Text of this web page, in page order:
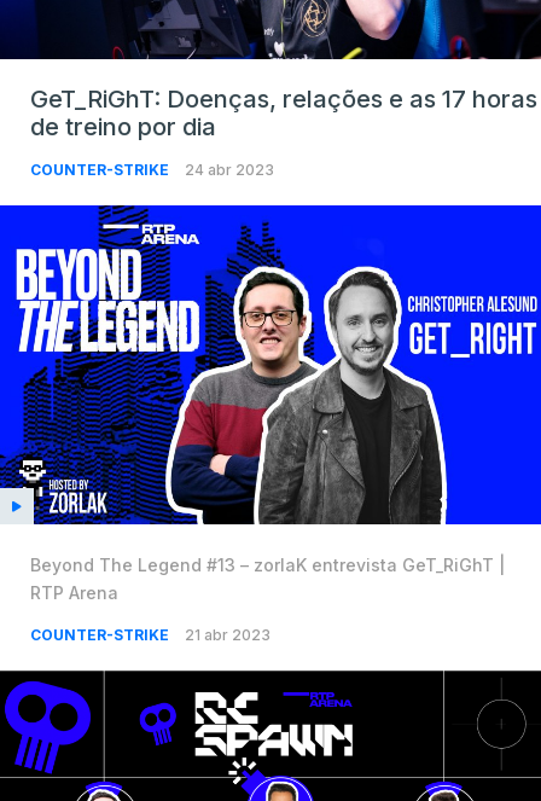
GeT_RiGhT: Doenças, relações e as 17 horas
de treino por dia
COUNTER-STRIKE 24 abr 2023
Beyond The Legend #13 – zorlaK entrevista GeT_RiGhT |
RTP Arena
COUNTER-STRIKE 21 abr 2023